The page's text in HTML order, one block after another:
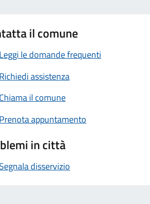
il comune
Leggi le domande frequenti
Richiedi assistenza
Chiama il comune
Prenota appuntamento
in città
Segnala disservizio